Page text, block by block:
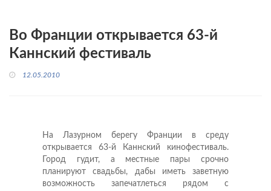
Во Франции открывается 63-й
Каннский фестиваль
12.05.2010
На Лазурном берегу Франции в среду
открывается 63-й Каннский кинофестиваль.
Город гудит, а местные пары срочно
планируют свадьбы, дабы иметь заветную
возможность запечатлеться рядом с